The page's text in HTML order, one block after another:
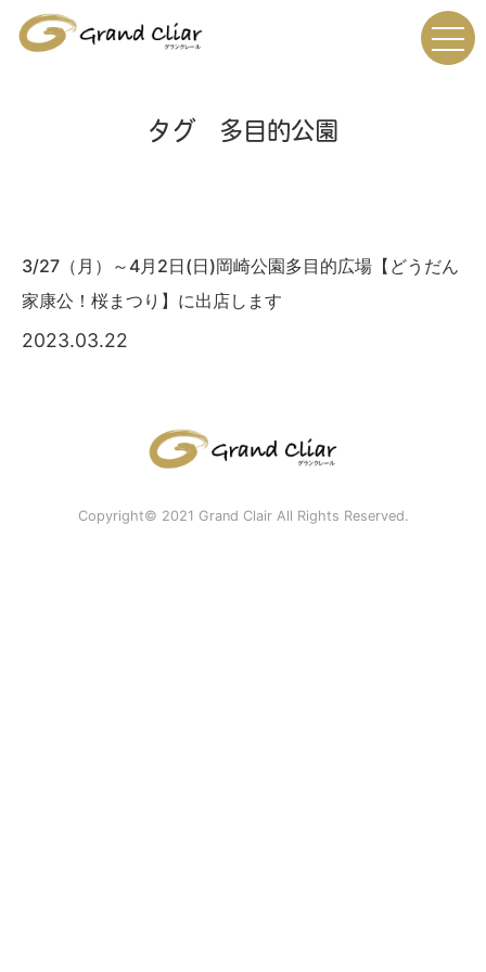
タグ 多目的公園
3/27（月）～4月2日(日)岡崎公園多目的広場【どうだん
家康公！桜まつり】に出店します
2023.03.22
Copyright© 2021 Grand Clair All Rights Reserved.